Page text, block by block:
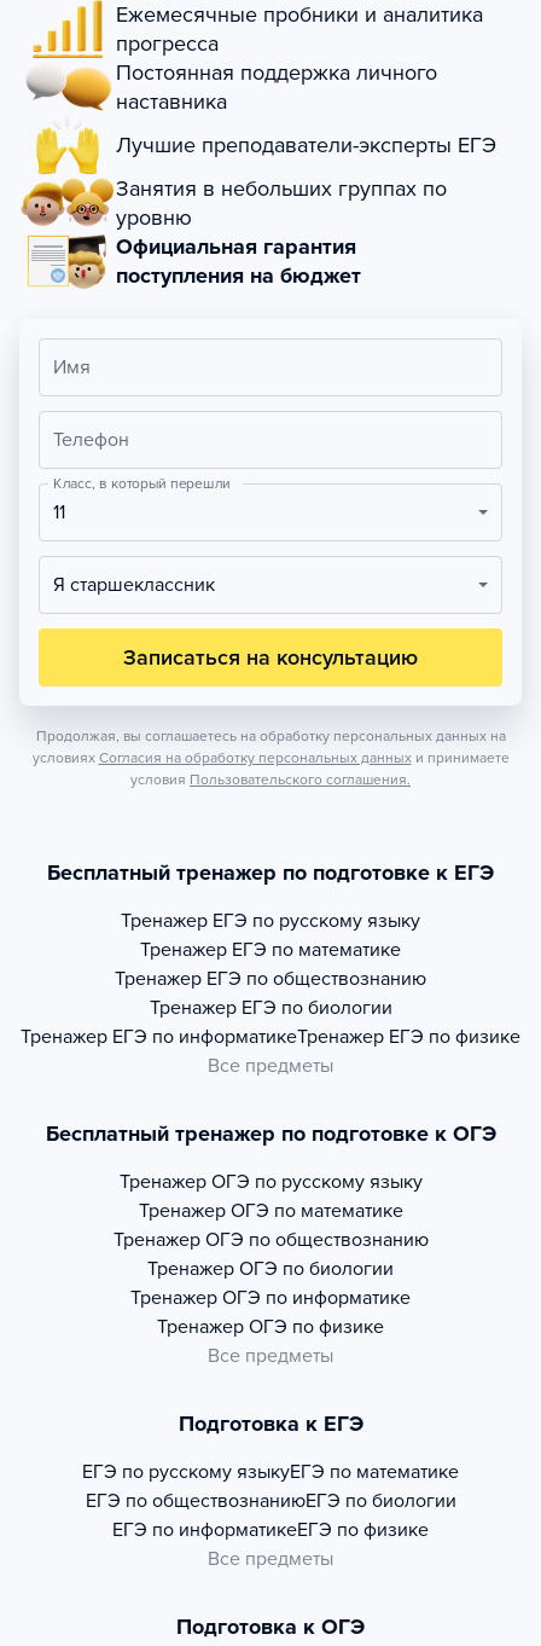
Ежемесячные пробники и аналитика
прогресса
Постоянная поддержка личного
наставника
Лучшие преподаватели-эксперты ЕГЭ
Занятия в небольших группах по
уровню
Официальная гарантия
поступления на бюджет
Имя
Телефон
Класс, в который перешли
11
Я старшеклассник
Записаться на консультацию
Продолжая, вы соглашаетесь на обработку персональных данных на
условиях Согласия на обработку персональных данных и принимаете
условия Пользовательского соглашения.
Бесплатный тренажер по подготовке к ЕГЭ
Тренажер ЕГЭ по русскому языку
Тренажер ЕГЭ по математике
Тренажер ЕГЭ по обществознанию
Тренажер ЕГЭ по биологии
Тренажер ЕГЭ по информатикеТренажер ЕГЭ по физике
Все предметы
Бесплатный тренажер по подготовке к ОГЭ
Тренажер ОГЭ по русскому языку
Тренажер ОГЭ по математике
Тренажер ОГЭ по обществознанию
Тренажер ОГЭ по биологии
Тренажер ОГЭ по информатике
Тренажер ОГЭ по физике
Все предметы
Подготовка к ЕГЭ
ЕГЭ по русскому языкуЕГЭ по математике
ЕГЭ по обществознаниюЕГЭ по биологии
ЕГЭ по информатикеЕГЭ по физике
Все предметы
Подготовка к ОГЭ